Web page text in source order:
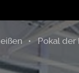
Pokal der